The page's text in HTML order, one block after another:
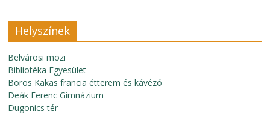
Helyszínek
Belvárosi mozi
Bibliotéka Egyesület
Boros Kakas francia étterem és kávézó
Deák Ferenc Gimnázium
Dugonics tér